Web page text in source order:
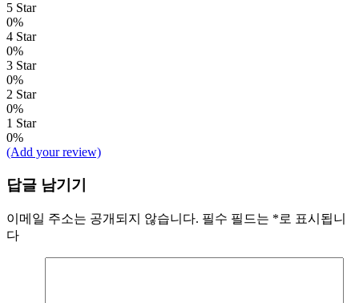
5 Star
0%
4 Star
0%
3 Star
0%
2 Star
0%
1 Star
0%
(Add your review)
답글 남기기
이메일 주소는 공개되지 않습니다. 필수 필드는 *로 표시됩니
다